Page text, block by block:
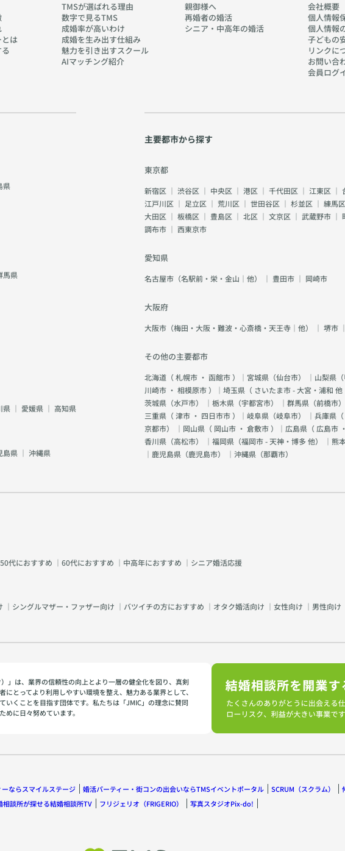
は
TMSが選ばれる理由
数字で見るTMS
成婚率が高いわけ
成婚を生み出す仕組み
魅力を引き出すスクール
AIマッチング紹介
親御様へ
再婚者の婚活
シニア・中高年の婚活
会社概要
個人情報
個人情報
子どもの
リンクに
お問い合
会員ログ
県
馬県
県 ｜ 愛媛県 ｜ 高知県
島県 ｜ 沖縄県
主要都市から探す
東京都
新宿区 ｜ 渋谷区 ｜ 中央区 ｜ 港区 ｜ 千代田区 ｜ 江東区 ｜
江戸川区 ｜ 足立区 ｜ 荒川区 ｜ 世田谷区 ｜ 杉並区 ｜ 練馬区
大田区 ｜ 板橋区 ｜ 豊島区 ｜ 北区 ｜ 文京区 ｜ 武蔵野市 ｜
調布市 ｜ 西東京市
愛知県
名古屋市（名駅前・栄・金山｜他） ｜ 豊田市 ｜ 岡崎市
大阪府
大阪市（梅田・大阪・難波・心斎橋・天王寺｜他） ｜ 堺市 ｜
その他の主要都市
北海道（札幌市 ・ 函館市）｜宮城県（仙台市） ｜山梨県（
川崎市 ・ 相模原市）｜埼玉県（ さいたま市 - 大宮・浦和 他
茨城県（水戸市） ｜栃木県（宇都宮市） ｜群馬県（前橋市
三重県（津市 ・ 四日市市）｜岐阜県（岐阜市） ｜兵庫県（
京都市） ｜岡山県（ 岡山市 ・ 倉敷市）｜広島県（ 広島市 ・
香川県（高松市） ｜福岡県（福岡市 - 天神・博多 他） ｜熊
｜鹿児島県（鹿児島市） ｜沖縄県（那覇市）
50代におすすめ ｜ 60代におすすめ ｜ 中高年におすすめ ｜ シニア婚活応援
｜ シングルマザー・ファザー向け ｜ バツイチの方におすすめ ｜ オタク婚活向け ｜ 女性向け ｜ 男性向け
）」は、業界の信頼性の向上とより一層の健全化を図り、真剣
にとってより利用しやすい環境を整え、魅力ある業界として、
いくことを目指す団体です。私たちは「JMIC」の理念に賛同
めに日々努めています。
ならスマイルステージ 婚活パーティー・街コンの出会いならTMSイベントポータル SCRUM（スクラム）
相談所が探せる結婚相談所TV フリジェリオ（FRIGERIO） 写真スタジオPix-do!